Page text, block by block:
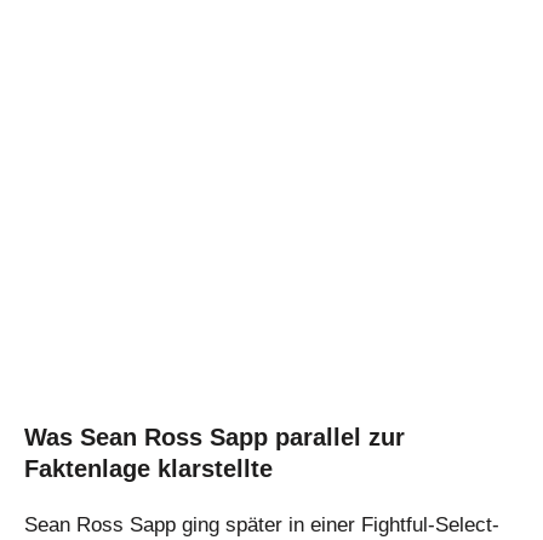
Was Sean Ross Sapp parallel zur
Faktenlage klarstellte
Sean Ross Sapp ging später in einer Fightful-Select-